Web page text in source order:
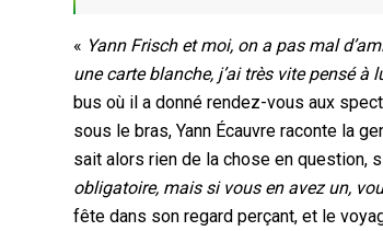
« Yann Frisch et moi, on a pas mal
une carte blanche, j’ai très vite pensé à
bus où il a donné rendez-vous aux
sous le bras, Yann Écauvre raconte la
sait alors rien de la chose en question,
obligatoire, mais si vous en avez un,
fête dans son regard perçant, et le